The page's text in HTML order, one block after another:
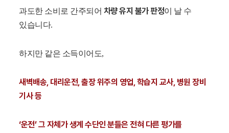
과도한 소비로 간주되어 차량 유지 불가 판정이 날 수
있습니다.
하지만 같은 소득이어도,
새벽배송, 대리운전, 출장 위주의 영업, 학습지 교사, 병원 장비
기사 등
‘운전’ 그 자체가 생계 수단인 분들은 전혀 다른 평가를